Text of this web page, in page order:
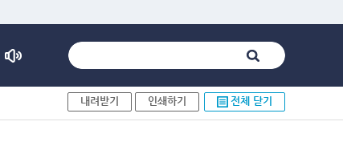
내려받기 인쇄하기 전체 닫기